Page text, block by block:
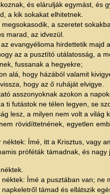
és elárulják egymást, és
a kik sokakat elhitetnek.
a szeretet
marad, az idvezül.
evangyélioma hirdettetik
az a pusztító utálatosság, a
fussanak a hegyekre;
alá, hogy házából valamit
hogy az ő ruháját elvigye.
asszonyoknak azokon a
ti futástok ne télen legyen, se
lesz, a milyen nem volt a világ
rövidíttetnének, egyetlen
néktek: Ímé, itt a Krisztus, vagy
próféták támadnak, és
Ímé a pusztában van; ne
támad és ellátszik